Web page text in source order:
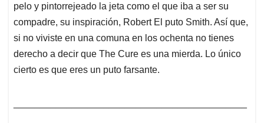
pelo y pintorrejeado la jeta como el que iba a ser su
compadre, su inspiración, Robert El puto Smith. Así que,
si no viviste en una comuna en los ochenta no tienes
derecho a decir que The Cure es una mierda. Lo único
cierto es que eres un puto farsante.